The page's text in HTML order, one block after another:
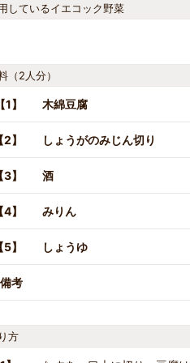
しているイエコック野菜
（2人分）
【1】 木綿豆腐
【2】 しょうがのみじん切り
【3】 酒
【4】 みりん
【5】 しょうゆ
備考
方